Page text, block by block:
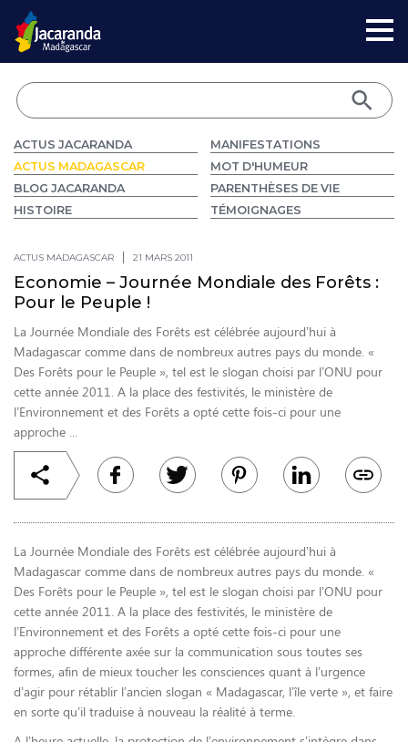
ACTUS JACARANDA
ACTUS MADAGASCAR
BLOG JACARANDA
HISTOIRE
MANIFESTATIONS
MOT D'HUMEUR
PARENTHÈSES DE VIE
TÉMOIGNAGES
ACTUS MADAGASCAR 21 MARS 2011
Economie – Journée Mondiale des Forêts :
Pour le Peuple !
La Journée Mondiale des Forêts est célébrée aujourd’hui à
Madagascar comme dans de nombreux autres pays du monde. «
Des Forêts pour le Peuple », tel est le slogan choisi par l’ONU pour
cette année 2011. A la place des festivités, le ministère de
l’Environnement et des Forêts a opté cette fois-ci pour une
approche ...
La Journée Mondiale des Forêts est célébrée aujourd’hui à
Madagascar comme dans de nombreux autres pays du monde. «
Des Forêts pour le Peuple », tel est le slogan choisi par l’ONU pour
cette année 2011. A la place des festivités, le ministère de
l’Environnement et des Forêts a opté cette fois-ci pour une
approche différente axée sur la communication sous toutes ses
formes, afin de mieux toucher les consciences quant à l’urgence
d’agir pour rétablir l’ancien slogan « Madagascar, l’île verte », et faire
en sorte qu’il traduise à nouveau la réalité à terme.